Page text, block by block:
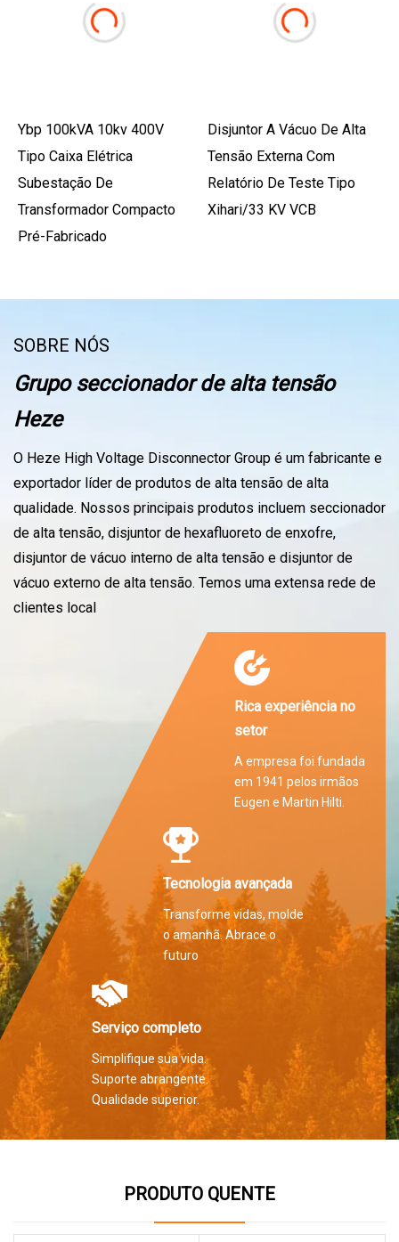
Ybp 100kVA 10kv 400V
Tipo Caixa Elétrica
Subestação De
Transformador Compacto
Pré-Fabricado
Disjuntor A Vácuo De Alta
Tensão Externa Com
Relatório De Teste Tipo
Xihari/33 KV VCB
SOBRE NÓS
Grupo seccionador de alta tensão
Heze
O Heze High Voltage Disconnector Group é um fabricante e
exportador líder de produtos de alta tensão de alta
qualidade. Nossos principais produtos incluem seccionador
de alta tensão, disjuntor de hexafluoreto de enxofre,
disjuntor de vácuo interno de alta tensão e disjuntor de
vácuo externo de alta tensão. Temos uma extensa rede de
clientes local
Rica experiência no
setor
A empresa foi fundada
em 1941 pelos irmãos
Eugen e Martin Hilti.
Tecnologia avançada
Transforme vidas, molde
o amanhã. Abrace o
futuro
Serviço completo
Simplifique sua vida.
Suporte abrangente.
Qualidade superior.
PRODUTO QUENTE